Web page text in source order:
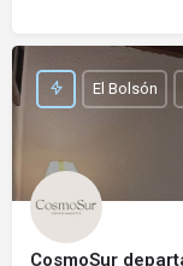
CosmoSur
El Bolsón